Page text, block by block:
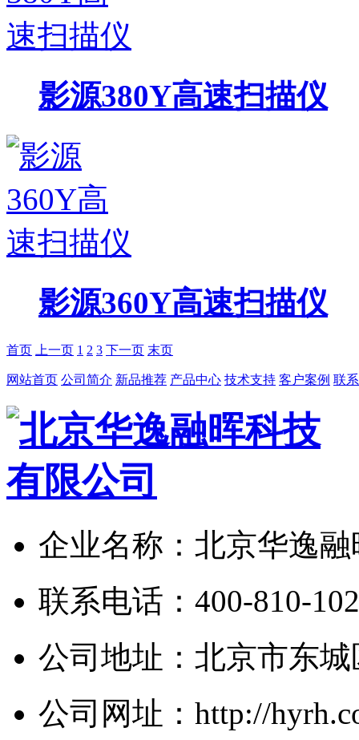
影源380Y高速扫描仪
影源360Y高速扫描仪
首页 上一页 1 2 3 下一页 末页
网站首页 公司简介 新品推荐 产品中心 技术支持 客户案例 联
企业名称：北京华逸
联系电话：400-810-
公司地址：北京市东
公司网址：http://